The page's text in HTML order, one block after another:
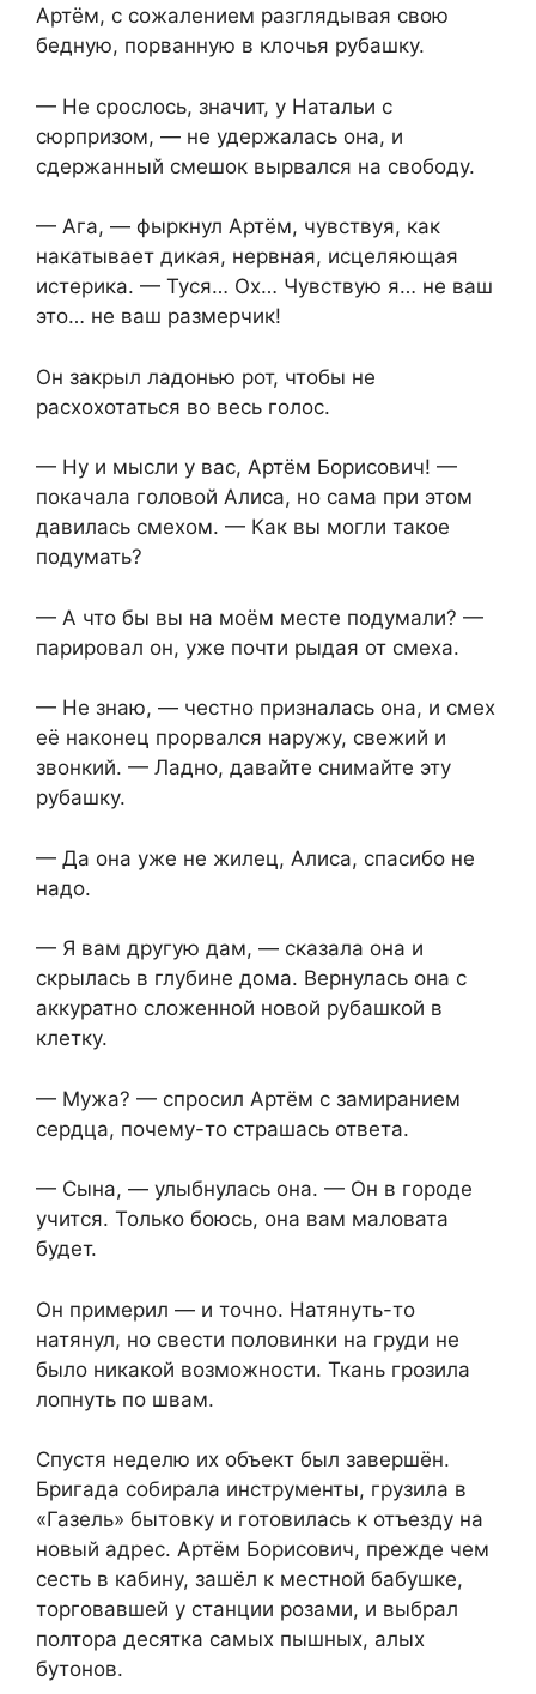
Артём, с сожалением разглядывая свою
бедную, порванную в клочья рубашку.
— Не срослось, значит, у Натальи с
сюрпризом, — не удержалась она, и
сдержанный смешок вырвался на свободу.
— Ага, — фыркнул Артём, чувствуя, как
накатывает дикая, нервная, исцеляющая
истерика. — Туся… Ох… Чувствую я… не ваш
это… не ваш размерчик!
Он закрыл ладонью рот, чтобы не
расхохотаться во весь голос.
— Ну и мысли у вас, Артём Борисович! —
покачала головой Алиса, но сама при этом
давилась смехом. — Как вы могли такое
подумать?
— А что бы вы на моём месте подумали? —
парировал он, уже почти рыдая от смеха.
— Не знаю, — честно призналась она, и смех
её наконец прорвался наружу, свежий и
звонкий. — Ладно, давайте снимайте эту
рубашку.
— Да она уже не жилец, Алиса, спасибо не
надо.
— Я вам другую дам, — сказала она и
скрылась в глубине дома. Вернулась она с
аккуратно сложенной новой рубашкой в
клетку.
— Мужа? — спросил Артём с замиранием
сердца, почему-то страшась ответа.
— Сына, — улыбнулась она. — Он в городе
учится. Только боюсь, она вам маловата
будет.
Он примерил — и точно. Натянуть-то
натянул, но свести половинки на груди не
было никакой возможности. Ткань грозила
лопнуть по швам.
Спустя неделю их объект был завершён.
Бригада собирала инструменты, грузила в
«Газель» бытовку и готовилась к отъезду на
новый адрес. Артём Борисович, прежде чем
сесть в кабину, зашёл к местной бабушке,
торговавшей у станции розами, и выбрал
полтора десятка самых пышных, алых
бутонов.